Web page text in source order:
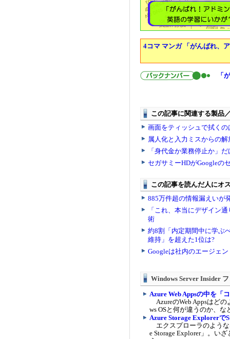
4コマ マンガ 「がんばれ、
「
Windows Server Insider
Azure Web Appsの中を「
AzureのWeb Appsはど
ws OSと何が違うのか、
Azure Storage Explorerで
エクスプローラのような
e Storage Explorer」。い